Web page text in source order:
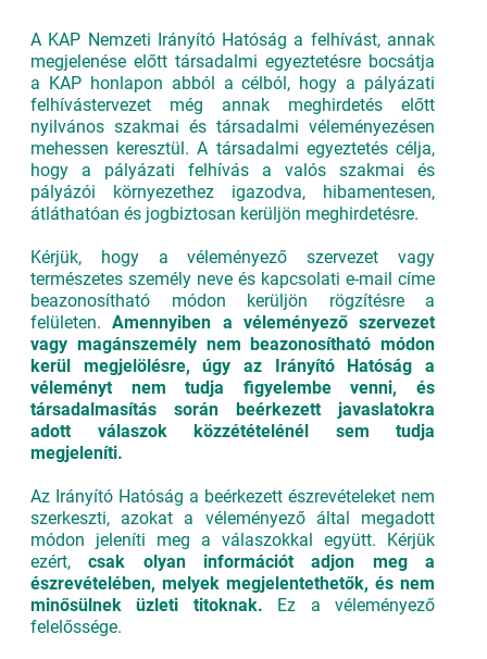
A KAP Nemzeti Irányító Hatóság a felhívást, annak
megjelenése előtt társadalmi egyeztetésre bocsátja
a KAP honlapon abból a célból, hogy a pályázati
felhívástervezet még annak meghirdetés előtt
nyilvános szakmai és társadalmi véleményezésen
mehessen keresztül. A társadalmi egyeztetés célja,
hogy a pályázati felhívás a valós szakmai és
pályázói környezethez igazodva, hibamentesen,
átláthatóan és jogbiztosan kerüljön meghirdetésre.
Kérjük, hogy a véleményező szervezet vagy
természetes személy neve és kapcsolati e-mail címe
beazonosítható módon kerüljön rögzítésre a
felületen.Amennyiben a véleményező szervezet
vagy magánszemély nem beazonosítható módon
kerül megjelölésre, úgy az Irányító Hatóság a
véleményt nem tudja figyelembe venni, és
társadalmasítás során beérkezett javaslatokra
adott válaszok közzétételénél sem tudja
megjeleníti.
Az Irányító Hatóság a beérkezett észrevételeket nem
szerkeszti, azokat a véleményező által megadott
módon jeleníti meg a válaszokkal együtt. Kérjük
ezért,csak olyan információt adjon meg a
észrevételében, melyek megjelentethetők, és nem
minősülnek üzleti titoknak. Ez a véleményező
felelőssége.